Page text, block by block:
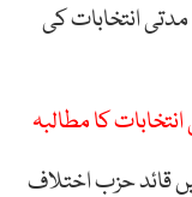
انتخابات کی
کا مطالبہ
قائد حزب اختلاف